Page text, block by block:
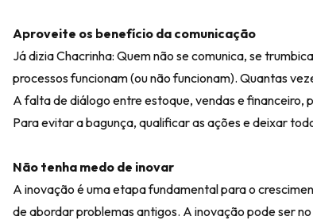
Aproveite os benefício da comunicação
Já dizia Chacrinha: Quem não se comunica, se
processos funcionam (ou não funcionam). Quantas
A falta de diálogo entre estoque, vendas e
Para evitar a bagunça, qualificar as ações e deixar
Não tenha medo de inovar
A inovação é uma etapa fundamental para o
de abordar problemas antigos. A inovação pode ser